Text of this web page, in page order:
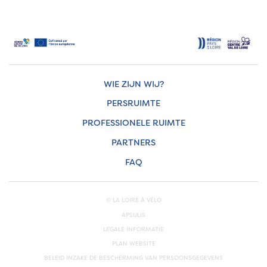
WIE ZIJN WIJ?
PERSRUIMTE
PROFESSIONELE RUIMTE
PARTNERS
FAQ
© LA LOIRE À VÉLO
APSULIS
LEGALE INFORMATIE
PLAN WEBSITE
BELEID INZAKE DE BESCHERMING VAN PERSOONSGEGEVENS